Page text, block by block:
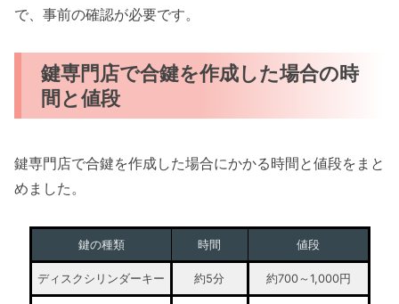
で、事前の確認が必要です。
鍵専門店で合鍵を作成した場合の時
間と値段
鍵専門店で合鍵を作成した場合にかかる時間と値段をまと
めました。
鍵の種類 時間 値段
ディスクシリンダーキー 約5分 約700～1,000円